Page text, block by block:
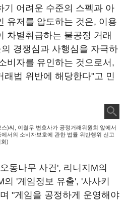
기 어려운 수준의 스펙과 아
유저를 압도하는 것은, 이용
차별취급하는 불공정 거래
경쟁심과 사행심을 자극하
비자를 유인하는 것으로서,
래법 위반에 해당한다"고 민
)씨, 이철우 변호사가 공정거래위원회 앞에서
서의 소비자보호에 관한 법률 위반행위 신고
)
동나무 사건', 리니지M의
'게임정보 유출', '사사키
"게임을 공정하게 운영해야